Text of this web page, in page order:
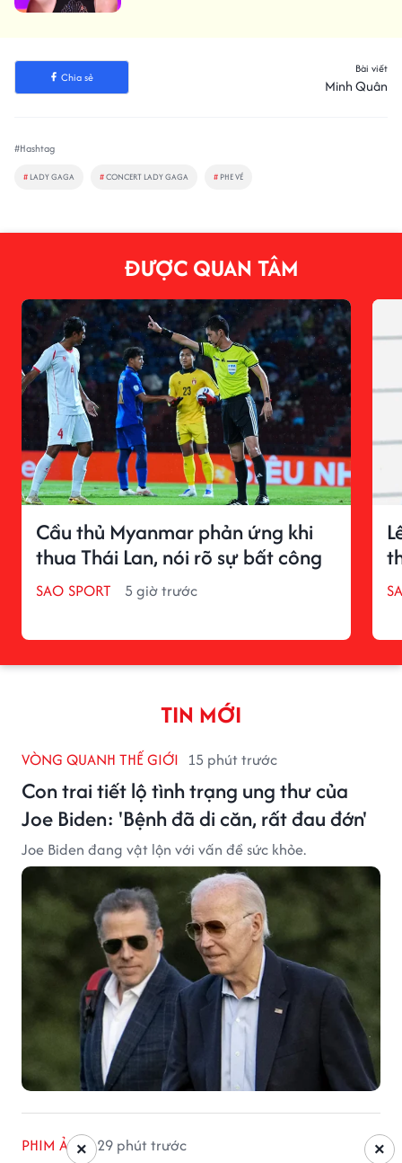
Chia sẻ
Bài viết
Minh Quân
#Hashtag
# LADY GAGA #CONCERT LADY GAGA # PHE VÉ
ĐƯỢC QUAN TÂM
Cầu thủ Myanmar phản ứng khi
thua Thái Lan, nói rõ sự bất công
SAO SPORT 5 giờ trước
TIN MỚI
VÒNG QUANH THẾ GIỚI 15 phút trước
Con trai tiết lộ tình trạng ung thư của
Joe Biden: 'Bệnh đã di căn, rất đau đớn'
Joe Biden đang vật lộn với vấn đề sức khỏe.
PHIM ẢNH 29 phút trước ×
×